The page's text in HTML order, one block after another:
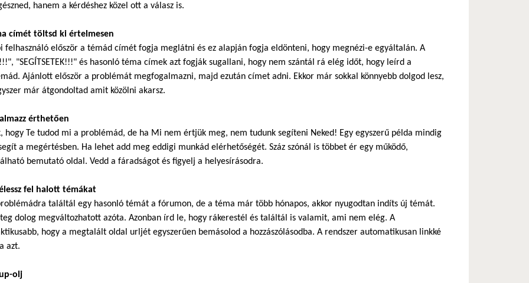
hanem a kérdéshez közel ott a válasz is.
címét töltsd ki értelmesen
felhasználó először a témád címét fogja meglátni és ez alapján fogja eldönteni, hogy megnézi-e egyáltalán. A
"SEGÍTSETEK!!!" és hasonló téma címek azt fogják sugallani, hogy nem szántál rá elég időt, hogy leírd a
Ajánlott először a problémát megfogalmazni, majd ezután címet adni. Ekkor már sokkal könnyebb dolgod lesz,
már átgondoltad amit közölni akarsz.
érthetően
hogy Te tudod mi a problémád, de ha Mi nem értjük meg, nem tudunk segíteni Neked! Egy egyszerű példa mindig
a megértésben. Ha lehet add meg eddigi munkád elérhetőségét. Száz szónál is többet ér egy működő,
bemutató oldal. Vedd a fáradságot és figyelj a helyesírásodra.
fel halott témákat
találtál egy hasonló témát a fórumon, de a téma már több hónapos, akkor nyugodtan indíts új témát.
dolog megváltozhatott azóta. Azonban írd le, hogy rákerestél és találtál is valamit, ami nem elég. A
hogy a megtalált oldal urljét egyszerűen bemásolod a hozzászólásodba. A rendszer automatikusan linkké
azt.
olj